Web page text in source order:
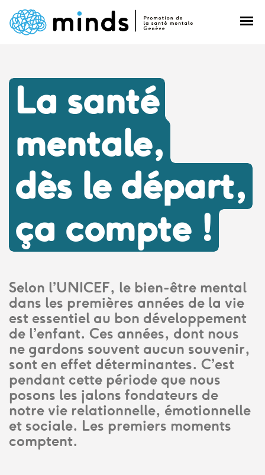
content
La santé
mentale,
dès le départ,
ça compte !
Selon l’UNICEF, le bien-être mental
dans les premières années de la vie
est essentiel au bon développement
de l’enfant. Ces années, dont nous
ne gardons souvent aucun souvenir,
sont en effet déterminantes. C’est
pendant cette période que nous
posons les jalons fondateurs de
notre vie relationnelle, émotionnelle
et sociale. Les premiers moments
comptent.